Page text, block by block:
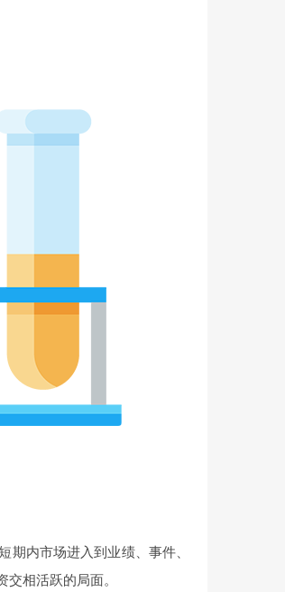
期内市场进入到业绩、事件、
相活跃的局面。